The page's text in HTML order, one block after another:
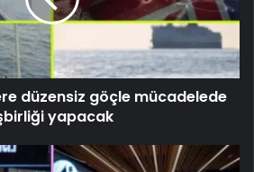
düzensiz göçle mücadelede
yapacak